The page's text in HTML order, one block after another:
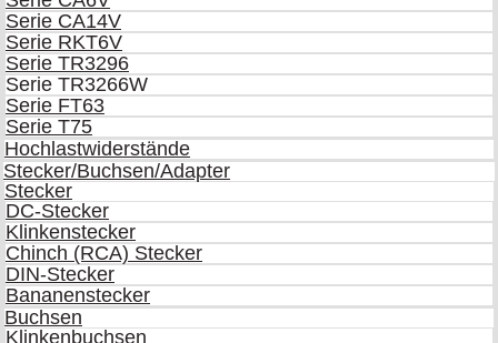
Serie CA14V
Serie RKT6V
Serie TR3296
Serie TR3266W
Serie FT63
Serie T75
Hochlastwiderstände
Stecker/Buchsen/Adapter
Stecker
DC-Stecker
Klinkenstecker
Chinch (RCA) Stecker
DIN-Stecker
Bananenstecker
Buchsen
Klinkenbuchsen